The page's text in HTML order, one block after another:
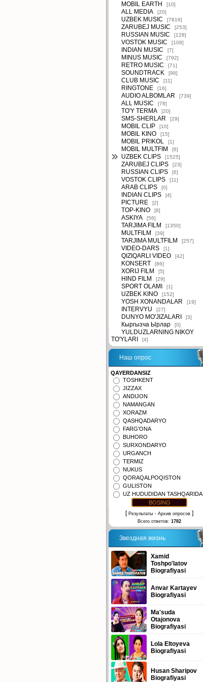
MOBIL EARTH [10]
ALL MEDIA [20]
UZBEK MUSIC [7816]
ZARUBEJ MUSIC [253]
RUSSIAN MUSIC [128]
VOSTOK MUSIC [108]
INDIAN MUSIC [7]
MINUS MUSIC [792]
RETRO MUSIC [71]
SOUNDTRACK [98]
CLUB MUSIC [11]
RINGTONE [16]
AUDIO ALBOMLAR [739]
ALL MUSIC [78]
TO'Y TERMA [20]
SMS-SHERLAR [29]
MOBIL CLIP [10]
MOBIL KINO [15]
MOBIL PRIKOL [1]
MOBIL MULTFIM [6]
UZBEK CLIPS [1525]
ZARUBEJ CLIPS [23]
RUSSIAN CLIPS [6]
VOSTOK CLIPS [11]
ARAB CLIPS [0]
INDIAN CLIPS [4]
PICTURE [2]
TOP-KINO [8]
ASKIYA [56]
TARJIMA FILM [1350]
MULTFILM [39]
TARJIMA MULTFILM [257]
VIDEO-DARS [1]
QIZIQARLI VIDEO [42]
KONSERT [86]
XORIJ FILM [5]
HIND FILM [29]
SPORT OLAMI [1]
UZBEK KINO [152]
YOSH XONANDALAR [19]
INTERVYU [27]
DUNYO MO'JIZALARI [3]
Кыргызча Ырлар [0]
YULDUZLARNING NIKOY
TO'YLARI
[4]
Наш опрос
QAYERDANSIZ
TOSHKENT
JIZZAX
ANDIJON
NAMANGAN
XORAZM
QASHQADARYO
FARG'ONA
BUHORO
SURXONDARYO
URGANCH
TERMIZ
NUKUS
QORAQALPOQISTON
GULISTON
UZ HUDUDIDAN TASHQARIDA
[ Результаты · Архив опросов ]
Всего ответов: 1782
Звездная жизнь
Xamid
Toshpo'latov
Biografiyasi
Anvar Kartayev
Biografiyasi
Ma'suda
Otajonova
Biografiyasi
Lola Eltoyeva
Biografiyasi
Husan Sharipov
Biografiyasi